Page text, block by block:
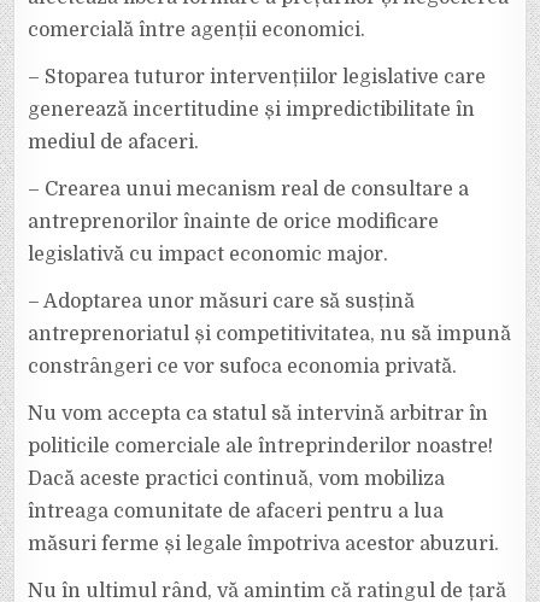
comercială între agenții economici.
– Stoparea tuturor intervențiilor legislative care
generează incertitudine și impredictibilitate în
mediul de afaceri.
– Crearea unui mecanism real de consultare a
antreprenorilor înainte de orice modificare
legislativă cu impact economic major.
– Adoptarea unor măsuri care să susțină
antreprenoriatul și competitivitatea, nu să impună
constrângeri ce vor sufoca economia privată.
Nu vom accepta ca statul să intervină arbitrar în
politicile comerciale ale întreprinderilor noastre!
Dacă aceste practici continuă, vom mobiliza
întreaga comunitate de afaceri pentru a lua
măsuri ferme și legale împotriva acestor abuzuri.
Nu în ultimul rând, vă amintim că ratingul de țară